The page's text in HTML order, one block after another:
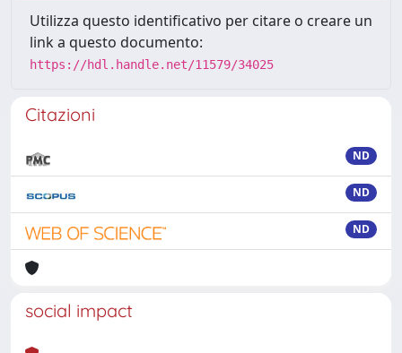
Utilizza questo identificativo per citare o creare un
link a questo documento:
https://hdl.handle.net/11579/34025
Citazioni
ND
ND
ND
social impact